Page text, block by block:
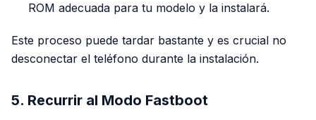
ROM adecuada para tu modelo y la instalará.
Este proceso puede tardar bastante y es crucial no
desconectar el teléfono durante la instalación.
5. Recurrir al Modo Fastboot